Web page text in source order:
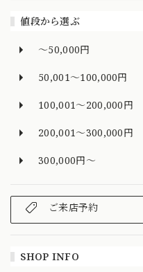
値段から選ぶ
～50,000円
50,001～100,000円
100,001～200,000円
200,001～300,000円
300,000円～
ご来店予約
SHOP INFO